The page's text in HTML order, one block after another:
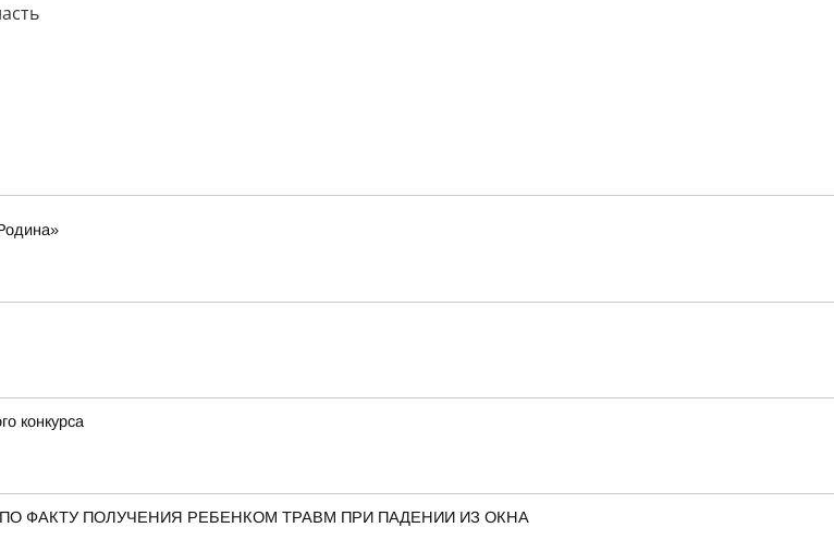
конкурса
ФАКТУ ПОЛУЧЕНИЯ РЕБЕНКОМ ТРАВМ ПРИ ПАДЕНИИ ИЗ ОКНА